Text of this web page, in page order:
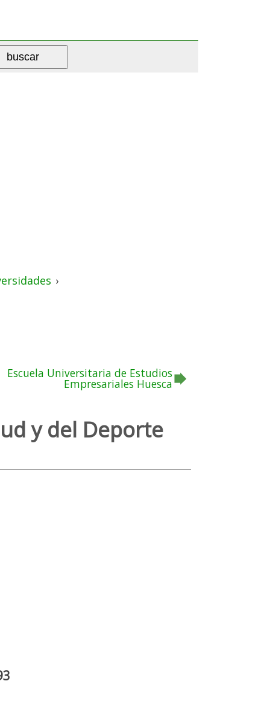
›
Escuela Universitaria de Estudios
Empresariales Huesca
y del Deporte